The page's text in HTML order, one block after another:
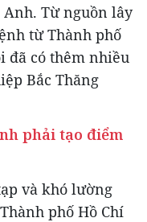
Anh. Từ nguồn lây
từ Thành phố
đã có thêm nhiều
Bắc Thăng
phải tạo điểm
và khó lường
phố Hồ Chí